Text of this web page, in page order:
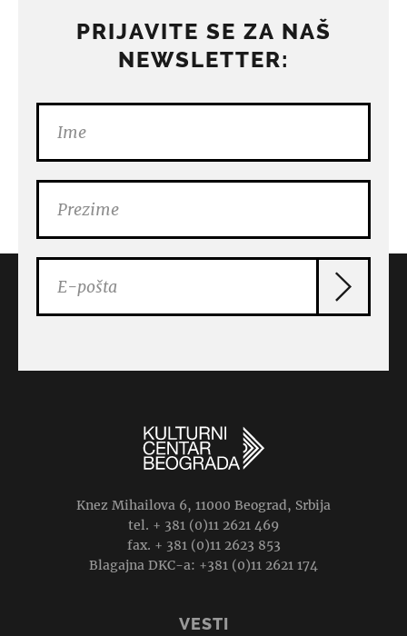
PRIJAVITE SE ZA NAŠ
NEWSLETTER:
Knez Mihailova 6, 11000 Beograd, Srbija
tel. + 381 (0)11 2621 469
fax. + 381 (0)11 2623 853
Blagajna DKC-a: +381 (0)11 2621 174
VESTI